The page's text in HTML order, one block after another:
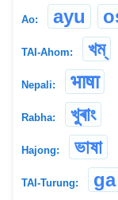
Ao: ayu
TAI-Ahom: খম্
Nepali: भाषा
Rabha: খুৰাং
Hajong: ভাষা
TAI-Turung: ga